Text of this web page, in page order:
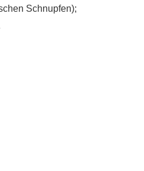
Schnupfen);